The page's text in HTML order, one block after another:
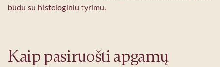
būdu su histologiniu tyrimu.
Kaip pasiruošti apgamų